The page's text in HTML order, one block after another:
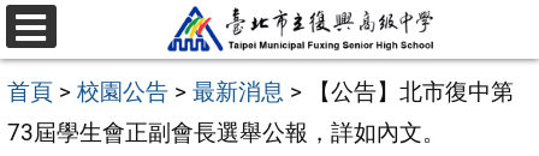
跳
至
主
要
選
單
首頁 > 校園公告 > 最新消息 >
【公告】北市復中第
73屆學生會正副會長選舉公報，詳如內文。